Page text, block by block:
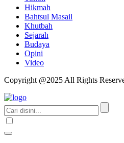
Hikmah
Bahtsul Masail
Khutbah
Sejarah
Budaya
Opini
Video
Copyright @2025 All Rights